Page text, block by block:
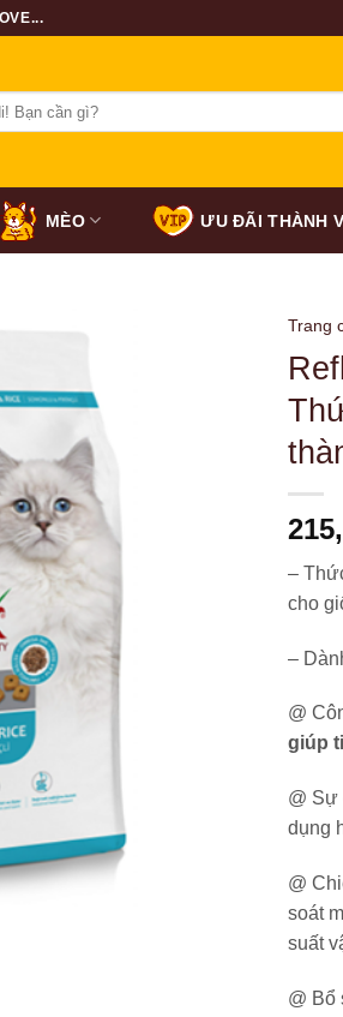
MÈO ƯU ĐÃI THÀNH
Trang
–
cho
–
@
giúp
@ Sự
dụng
@
soát
suất
@ Bổ